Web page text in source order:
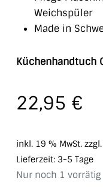
Weichspüler
Made in
Küchenhandtuch
22,95 €
inkl. 19 % MwSt. zzgl.
Lieferzeit: 3-5 Tage
Nur noch 1 vorrätig